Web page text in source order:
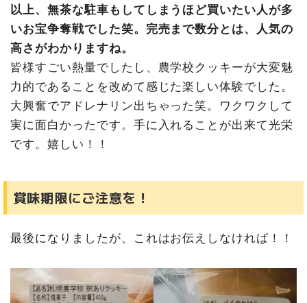
以上、無茶な駐車もしてしまうほど買いたい人が多
いお宝争奪戦でした笑。完売まで数分とは、人気の
高さがわかりますね。
皆様すごい熱量でしたし、農学校クッキーが大変魅
力的であることを改めて感じた楽しい体験でした。
大興奮でアドレナリン出ちゃった笑。ワクワクして
実に面白かったです。手に入れることが出来て光栄
です。嬉しい！！
賞味期限にご注意を！
最後になりましたが、これはお伝えしなければ！！